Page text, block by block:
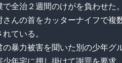
全治２週間のけがを負わせた
んの首をカッターナイフで複
ている。
暴力被害を聞いた別の少年グ